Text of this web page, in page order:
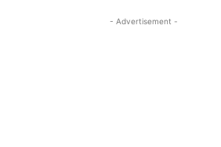
- Advertisement -